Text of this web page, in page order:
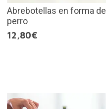
Abrebotellas en forma de
perro
12,80€